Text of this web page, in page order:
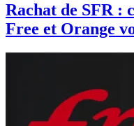
Rachat de SFR :
Free et Orange